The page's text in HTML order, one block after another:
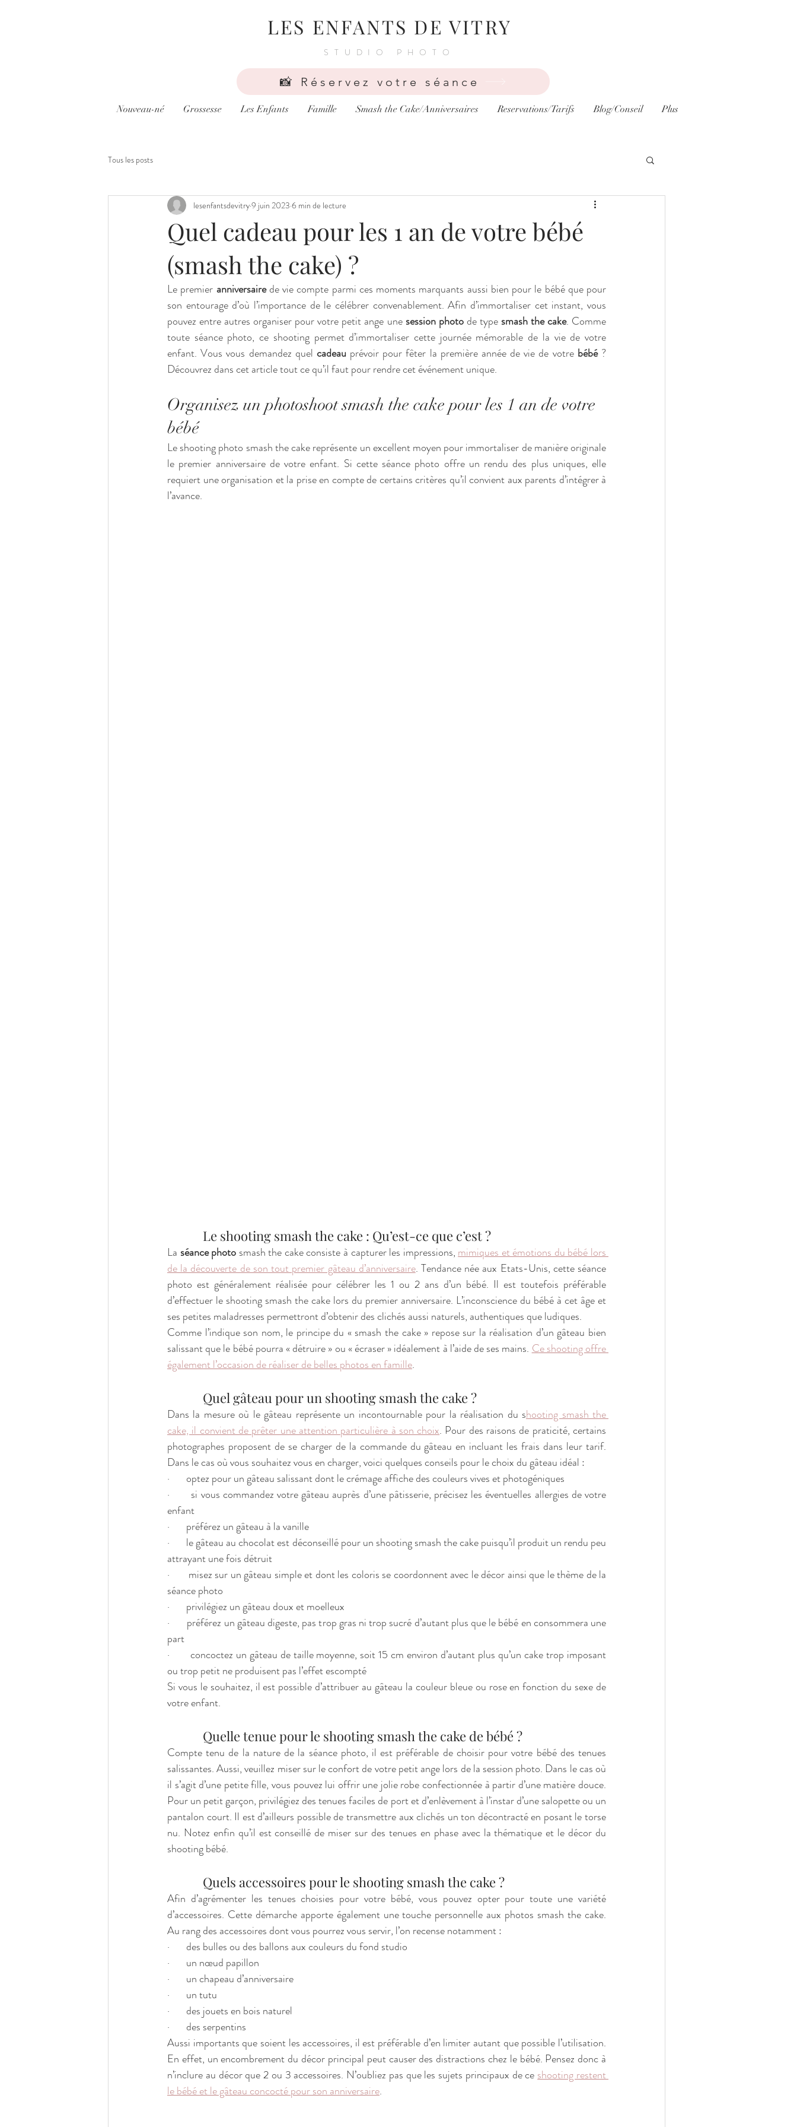
LES ENFANTS DE VITRY
STUDIO PHOTO
📸 Réservez votre séance
Nouveau-né Grossesse Les Enfants Famille Smash the Cake/Anniversaires Reservations/Tarifs Blog/Conseil Plus
Tous les posts
Quel cadeau pour les 1 an de votre bébé
(smash the cake) ?
lesenfantsdevitry9 juin 2023 6 min de lecture
Le premier anniversaire de vie compte parmi ces moments marquants aussi bien pour le bébé que pour
son entourage d’où l’importance de le célébrer convenablement. Afin d’immortaliser cet instant, vous
pouvez entre autres organiser pour votre petit ange une session photo de type smash the cake. Comme
toute séance photo, ce shooting permet d’immortaliser cette journée mémorable de la vie de votre
enfant. Vous vous demandez quel cadeau prévoir pour fêter la première année de vie de votre bébé ?
Découvrez dans cet article tout ce qu’il faut pour rendre cet événement unique.
Organisez un photoshoot smash the cake pour les 1 an de votre
bébé
Le shooting photo smash the cake représente un excellent moyen pour immortaliser de manière originale
le premier anniversaire de votre enfant. Si cette séance photo offre un rendu des plus uniques, elle
requiert une organisation et la prise en compte de certains critères qu’il convient aux parents d’intégrer à
l’avance.
            Le shooting smash the cake : Qu’est-ce que c’est ?
La séance photo smash the cake consiste à capturer les impressions, mimiques et émotions du bébé lors
de la découverte de son tout premier gâteau d’anniversaire. Tendance née aux Etats-Unis, cette séance
photo est généralement réalisée pour célébrer les 1 ou 2 ans d’un bébé. Il est toutefois préférable
d’effectuer le shooting smash the cake lors du premier anniversaire. L’inconscience du bébé à cet âge et
ses petites maladresses permettront d’obtenir des clichés aussi naturels, authentiques que ludiques.
Comme l’indique son nom, le principe du « smash the cake » repose sur la réalisation d’un gâteau bien
salissant que le bébé pourra « détruire » ou « écraser » idéalement à l’aide de ses mains. Ce shooting offre
également l’occasion de réaliser de belles photos en famille.
            Quel gâteau pour un shooting smash the cake ?
Dans la mesure où le gâteau représente un incontournable pour la réalisation du shooting smash the
cake, il convient de prêter une attention particulière à son choix. Pour des raisons de praticité, certains
photographes proposent de se charger de la commande du gâteau en incluant les frais dans leur tarif.
Dans le cas où vous souhaitez vous en charger, voici quelques conseils pour le choix du gâteau idéal :
·       optez pour un gâteau salissant dont le crémage affiche des couleurs vives et photogéniques
·       si vous commandez votre gâteau auprès d’une pâtisserie, précisez les éventuelles allergies de votre
enfant
·       préférez un gâteau à la vanille
·       le gâteau au chocolat est déconseillé pour un shooting smash the cake puisqu’il produit un rendu peu
attrayant une fois détruit
·       misez sur un gâteau simple et dont les coloris se coordonnent avec le décor ainsi que le thème de la
séance photo
·       privilégiez un gâteau doux et moelleux
·       préférez un gâteau digeste, pas trop gras ni trop sucré d’autant plus que le bébé en consommera une
part
·       concoctez un gâteau de taille moyenne, soit 15 cm environ d’autant plus qu’un cake trop imposant
ou trop petit ne produisent pas l’effet escompté
Si vous le souhaitez, il est possible d’attribuer au gâteau la couleur bleue ou rose en fonction du sexe de
votre enfant.
            Quelle tenue pour le shooting smash the cake de bébé ?
Compte tenu de la nature de la séance photo, il est préférable de choisir pour votre bébé des tenues
salissantes. Aussi, veuillez miser sur le confort de votre petit ange lors de la session photo. Dans le cas où
il s’agit d’une petite fille, vous pouvez lui offrir une jolie robe confectionnée à partir d’une matière douce.
Pour un petit garçon, privilégiez des tenues faciles de port et d’enlèvement à l’instar d’une salopette ou un
pantalon court. Il est d’ailleurs possible de transmettre aux clichés un ton décontracté en posant le torse
nu. Notez enfin qu’il est conseillé de miser sur des tenues en phase avec la thématique et le décor du
shooting bébé.
            Quels accessoires pour le shooting smash the cake ?
Afin d’agrémenter les tenues choisies pour votre bébé, vous pouvez opter pour toute une variété
d’accessoires. Cette démarche apporte également une touche personnelle aux photos smash the cake.
Au rang des accessoires dont vous pourrez vous servir, l’on recense notamment :
·       des bulles ou des ballons aux couleurs du fond studio
·       un nœud papillon
·       un chapeau d’anniversaire
·       un tutu
·       des jouets en bois naturel
·       des serpentins
Aussi importants que soient les accessoires, il est préférable d’en limiter autant que possible l’utilisation.
En effet, un encombrement du décor principal peut causer des distractions chez le bébé. Pensez donc à
n’inclure au décor que 2 ou 3 accessoires. N’oubliez pas que les sujets principaux de ce shooting restent
le bébé et le gâteau concocté pour son anniversaire.